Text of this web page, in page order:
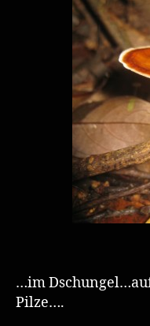
…im
Pilze….